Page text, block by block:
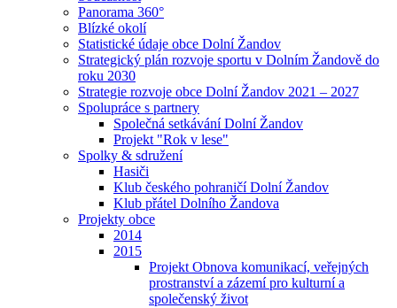
Panorama 360°
Blízké okolí
Statistické údaje obce Dolní Žandov
Strategický plán rozvoje sportu v Dolním Žandově do
roku 2030
Strategie rozvoje obce Dolní Žandov 2021 – 2027
Spolupráce s partnery
Společná setkávání Dolní Žandov
Projekt "Rok v lese"
Spolky & sdružení
Hasiči
Klub českého pohraničí Dolní Žandov
Klub přátel Dolního Žandova
Projekty obce
2014
2015
Projekt Obnova komunikací, veřejných
prostranství a zázemí pro kulturní a
společenský život